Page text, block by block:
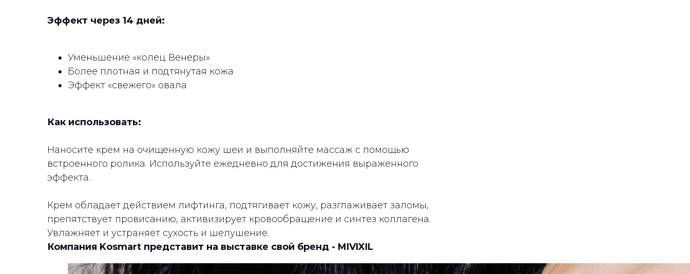
Эффект через 14 дней:
Уменьшение «колец Венеры»
Более плотная и подтянутая кожа
Эффект «свежего» овала
Как использовать:
Наносите крем на очищенную кожу шеи и выполняйте массаж с помощью
встроенного ролика. Используйте ежедневно для достижения выраженного
эффекта.
Крем обладает действием лифтинга, подтягивает кожу, разглаживает заломы,
препятствует провисанию, активизирует кровообращение и синтез коллагена.
Увлажняет и устраняет сухость и шелушение.
Компания Kosmart представит на выставке свой бренд - MIVIXIL